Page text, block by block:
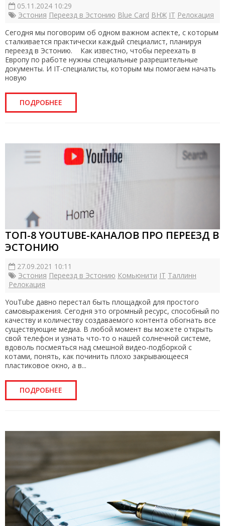
05.11.2024 10:29
Эстония Переезд в Эстонию Blue Card ВНЖ IT Релокация
Сегодня мы поговорим об одном важном аспекте, с которым
сталкивается практически каждый специалист, планируя
переезд в Эстонию. Как известно, чтобы переехать в
Европу по работе нужны специальные разрешительные
документы. И IT-специалисты, которым мы помогаем начать
новую
ПОДРОБНЕЕ
ТОП-8 YOUTUBE-КАНАЛОВ ПРО ПЕРЕЕЗД В
ЭСТОНИЮ
27.09.2021 10:11
Эстония Переезд в Эстонию Комьюнити IT Таллинн
Релокация
YouTube давно перестал быть площадкой для простого
самовыражения. Сегодня это огромный ресурс, способный по
качеству и количеству создаваемого контента обогнать все
существующие медиа. В любой момент вы можете открыть
свой телефон и узнать что-то о нашей солнечной системе,
вдоволь посмеяться над смешной видео-подборкой с
котами, понять, как починить плохо закрывающееся
пластиковое окно, а в...
ПОДРОБНЕЕ